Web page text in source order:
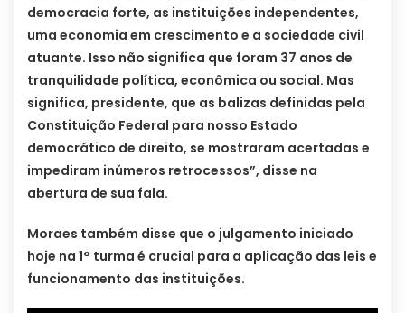
democracia forte, as instituições independentes,
uma economia em crescimento e a sociedade civil
atuante. Isso não significa que foram 37 anos de
tranquilidade política, econômica ou social. Mas
significa, presidente, que as balizas definidas pela
Constituição Federal para nosso Estado
democrático de direito, se mostraram acertadas e
impediram inúmeros retrocessos”, disse na
abertura de sua fala.
Moraes também disse que o julgamento iniciado
hoje na 1° turma é crucial para a aplicação das leis e
funcionamento das instituições.